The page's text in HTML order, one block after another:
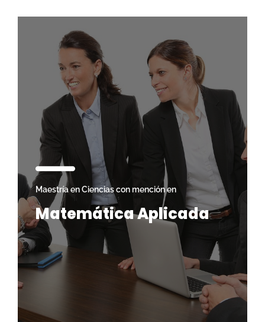
Maestría en Ciencias con mención en
Matemática Aplicada